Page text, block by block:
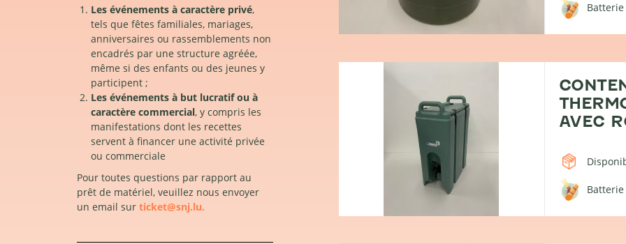
Les événements à caractère privé,
tels que fêtes familiales, mariages,
anniversaires ou rassemblements non
encadrés par une structure agréée,
même si des enfants ou des jeunes y
participent ;
Les événements à but lucratif ou à
caractère commercial, y compris les
manifestations dont les recettes
servent à financer une activité privée
ou commerciale
Pour toutes questions par rapport au
prêt de matériel, veuillez nous envoyer
un email sur ticket@snj.lu.
AVEC